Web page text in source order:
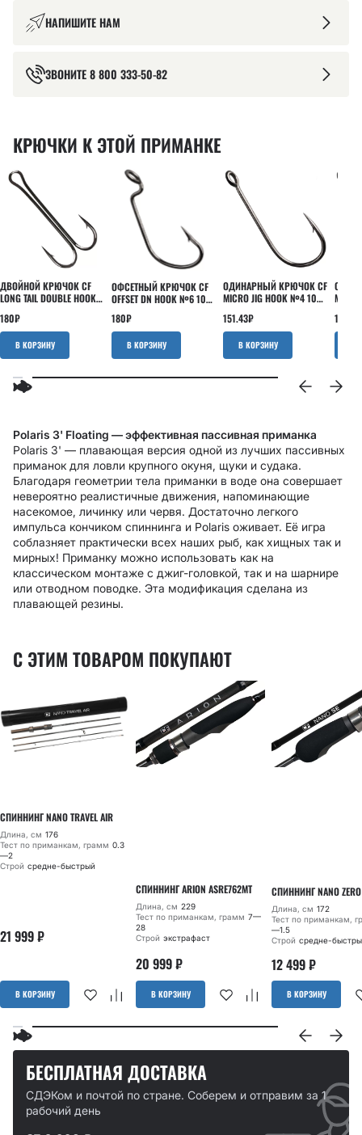
НАПИШИТЕ НАМ
ЗВОНИТЕ8 800 333-50-82
КРЮЧКИ К ЭТОЙ ПРИМАНКЕ
ДВОЙНОЙ КРЮЧОК CF
LONG TAIL DOUBLE HOOK
180₽
В КОРЗИНУ
ОФСЕТНЫЙ КРЮЧОК CF
OFFSET DN HOOK №6 10
180₽
В КОРЗИНУ
ОДИНАРНЫЙ КРЮЧОК CF
MICRO JIG HOOK №4 10
151.43₽
В КОРЗИНУ
160.95
Polaris 3' Floating — эффективная пассивная приманка
Polaris 3' — плавающая версия одной из лучших пассивных
приманок для ловли крупного окуня, щуки и судака.
Благодаря геометрии тела приманки в воде она совершает
невероятно реалистичные движения, напоминающие
насекомое, личинку или червя. Достаточно легкого
импульса кончиком спиннинга и Polaris оживает. Её игра
соблазняет практически всех наших рыб, как хищных так и
мирных! Приманку можно использовать как на
классическом монтаже с джиг-головкой, так и на шарнире
или отводном поводке. Эта модификация сделана из
плавающей резины.
С ЭТИМ ТОВАРОМ ПОКУПАЮТ
СПИННИНГ NANO TRAVEL AIR
Длина, см 176
Тест по приманкам, грамм 0.3
—2
Строй средне-быстрый
21 999₽
В КОРЗИНУ
СПИННИНГ ARION ASRE762MT
Длина, см 229
Тест по приманкам, грамм 7—
28
Строй экстрафаст
20 999₽
В КОРЗИНУ
СПИННИНГ NANO ZERO
Длина, см 172
Тест по приманкам,
—1.5
Строй средне-
12 499₽
В КОРЗИНУ
БЕСПЛАТНАЯ ДОСТАВКА
СДЭКом и почтой по стране. Соберем и отправим за 1
рабочий день